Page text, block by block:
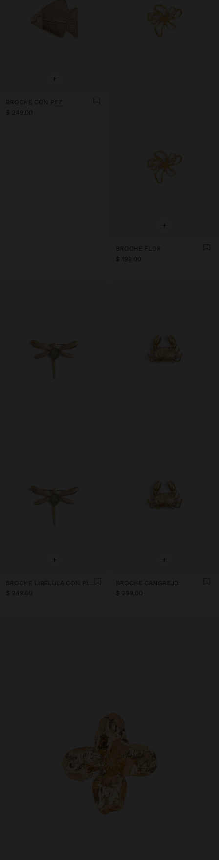
+
BROCHE CON PEZ
$ 249.00
+
BROCHE FLOR
$ 199.00
+
BROCHE LIBÉLULA CON PIEDRA
$ 249.00
+
BROCHE CANGREJO
$ 299.00